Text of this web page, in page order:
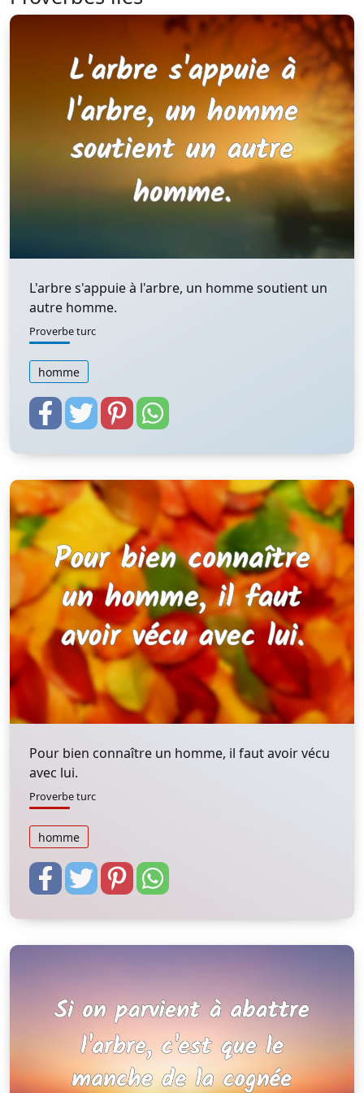
L'arbre s'appuie à l'arbre, un homme soutient un
autre homme.
Proverbe turc
homme
Pour bien connaître un homme, il faut avoir vécu
avec lui.
Proverbe turc
homme